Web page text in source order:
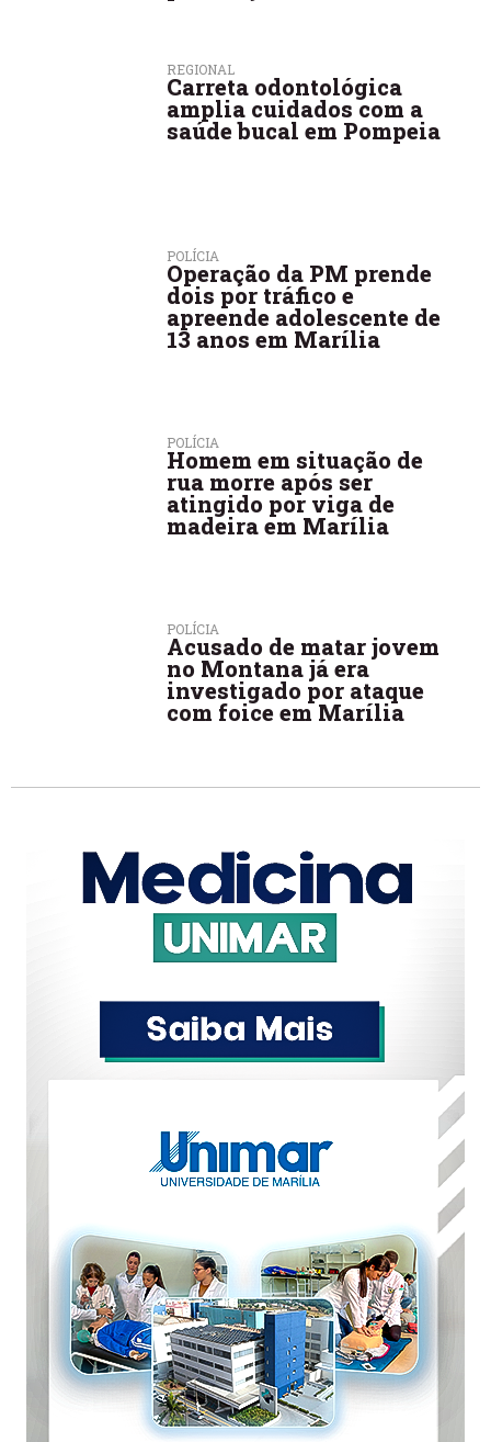
REGIONAL
Carreta odontológica
amplia cuidados com a
saúde bucal em Pompeia
POLÍCIA
Operação da PM prende
dois por tráfico e
apreende adolescente de
13 anos em Marília
POLÍCIA
Homem em situação de
rua morre após ser
atingido por viga de
madeira em Marília
POLÍCIA
Acusado de matar jovem
no Montana já era
investigado por ataque
com foice em Marília